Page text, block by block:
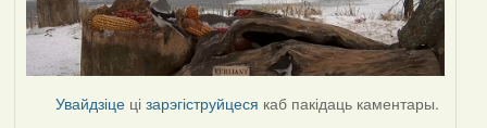
Увайдзіце цізарэгіструйцеся каб пакідаць каментары.